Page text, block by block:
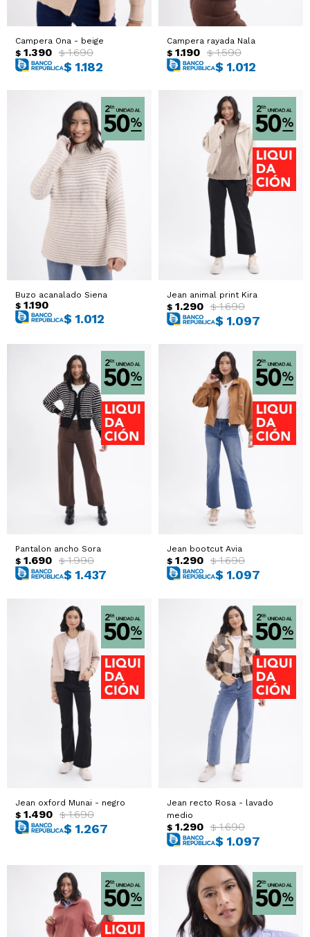
Campera Ona - beige
$ 1.390 $ 1.690
$ 1.182
Campera rayada Nala
$ 1.190 $ 1.590
$ 1.012
Buzo acanalado Siena
$ 1.190
$ 1.012
Jean animal print Kira
$ 1.290 $ 1.690
$ 1.097
Pantalon ancho Sora
$ 1.690 $ 1.990
$ 1.437
Jean bootcut Avia
$ 1.290 $ 1.690
$ 1.097
Jean oxford Munai - negro
$ 1.490 $ 1.690
$ 1.267
Jean recto Rosa - lavado
medio
$ 1.290 $ 1.690
$ 1.097